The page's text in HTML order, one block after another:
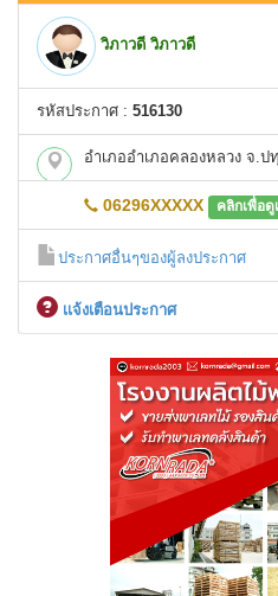
วิภาวดี วิภาวดี
รหัสประกาศ : 516130
อำเภออำเภอคลองหลวง จ.ป
06296XXXXX คลิกเพื่อ
ประกาศอื่นๆของผู้ลงประกาศ
เเจ้งเตือนประกาศ